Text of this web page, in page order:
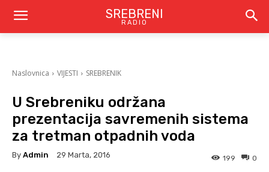
SREBRENI
RADIO
Naslovnica VIJESTI SREBRENIK
U Srebreniku održana
prezentacija savremenih sistema
za tretman otpadnih voda
By Admin 29 Marta, 2016 0
199